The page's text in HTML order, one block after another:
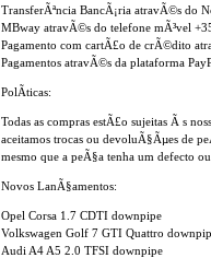
TransferÃªncia BancÃ¡ria atravÃ©s do
MBway atravÃ©s do telefone mÃ³vel
Pagamento com cartÃ£o de crÃ©dito
Pagamentos atravÃ©s da plataforma
PolÃ­ticas:
Todas as compras estÃ£o sujeitas Ã s
aceitamos trocas ou devoluÃ§Ãµes de
mesmo que a peÃ§a tenha um defecto
Novos LanÃ§amentos:
Opel Corsa 1.7 CDTI downpipe
Volkswagen Golf 7 GTI Quattro
Audi A4 A5 2.0 TFSI downpipe